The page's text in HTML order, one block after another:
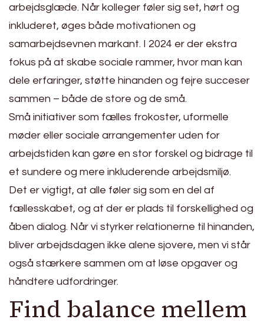
arbejdsglæde. Når kolleger føler sig set, hørt og
inkluderet, øges både motivationen og
samarbejdsevnen markant. I 2024 er der ekstra
fokus på at skabe sociale rammer, hvor man kan
dele erfaringer, støtte hinanden og fejre succeser
sammen – både de store og de små.
Små initiativer som fælles frokoster, uformelle
møder eller sociale arrangementer uden for
arbejdstiden kan gøre en stor forskel og bidrage til
et sundere og mere inkluderende arbejdsmiljø.
Det er vigtigt, at alle føler sig som en del af
fællesskabet, og at der er plads til forskellighed og
åben dialog. Når vi styrker relationerne til hinanden,
bliver arbejdsdagen ikke alene sjovere, men vi står
også stærkere sammen om at løse opgaver og
håndtere udfordringer.
Find balance mellem